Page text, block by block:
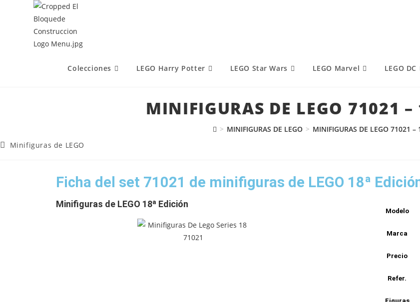
Colecciones LEGO Harry Potter LEGO Star Wars LEGO Marvel LEGO DC
MINIFIGURAS DE LEGO 71021 –
> MINIFIGURAS DE LEGO > MINIFIGURAS DE LEGO 71021 –
Minifiguras de LEGO
Ficha del set 71021 de minifiguras de LEGO 18ª
Minifiguras de LEGO 18ª Edición
Modelo
Marca
Precio
Refer.